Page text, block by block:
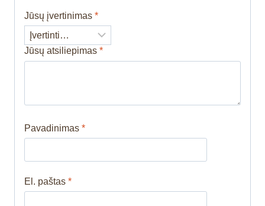
Jūsų įvertinimas *
Jūsų atsiliepimas *
Pavadinimas *
El. paštas *